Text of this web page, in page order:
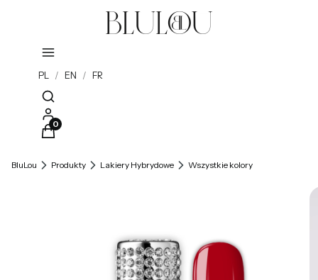
PL / EN / FR
Otwórz wyszukiwarkę
Produkty w koszyku: 0. Zobacz szczegóły
BluLou Produkty Lakiery Hybrydowe Wszystkie kolory